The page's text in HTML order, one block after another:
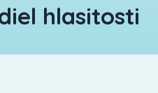
hlasitosti